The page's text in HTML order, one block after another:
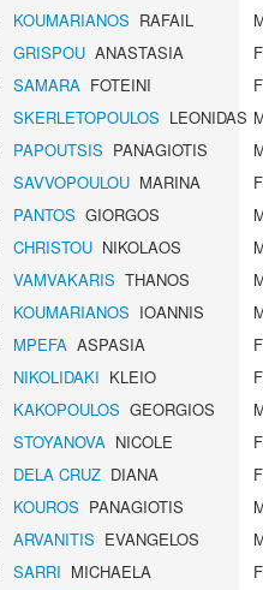
KOUMARIANOS RAFAIL
GRISPOU ANASTASIA
SAMARA FOTEINI
SKERLETOPOULOS LEONIDAS
PAPOUTSIS PANAGIOTIS
SAVVOPOULOU MARINA
PANTOS GIORGOS
CHRISTOU NIKOLAOS
VAMVAKARIS THANOS
KOUMARIANOS IOANNIS
MPEFA ASPASIA
NIKOLIDAKI KLEIO
KAKOPOULOS GEORGIOS
STOYANOVA NICOLE
DELA CRUZ DIANA
KOUROS PANAGIOTIS
ARVANITIS EVANGELOS
SARRI MICHAELA